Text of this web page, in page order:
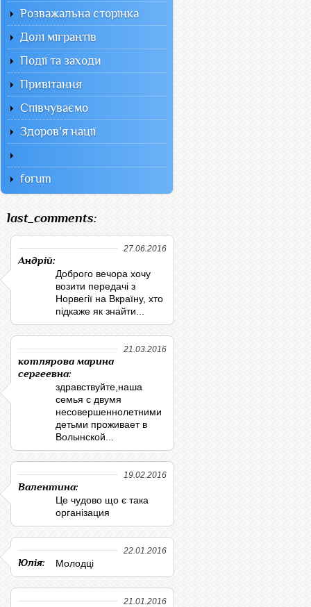
Розважальна сторінка
Долі мігрантів
Події та заходи
Привітання
Співчуваємо
Здоров'я нації
forum
last_comments:
27.06.2016
Андрій:
Доброго вечора хочу
возити передачі з
Норвегії на Вкраїну, хто
підкаже як знайти...
21.03.2016
котлярова марина
сергеевна:
здравствуйте,наша
семья с двумя
несовершеннолетними
детьми проживает в
Волынской...
19.02.2016
Валентина:
Це чудово що є така
організация
22.01.2016
Юлія: Молодці
21.01.2016